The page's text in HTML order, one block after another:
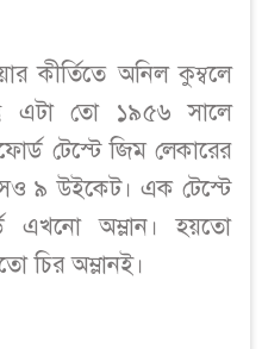
কীর্তিতে অনিল কুম্বলে
এটা তো ১৯৫৬ সালে
টেস্টে জিম লেকারের
৯ উইকেট। এক টেস্টে
এখনো অম্লান। হয়তো
চির অম্লানই।